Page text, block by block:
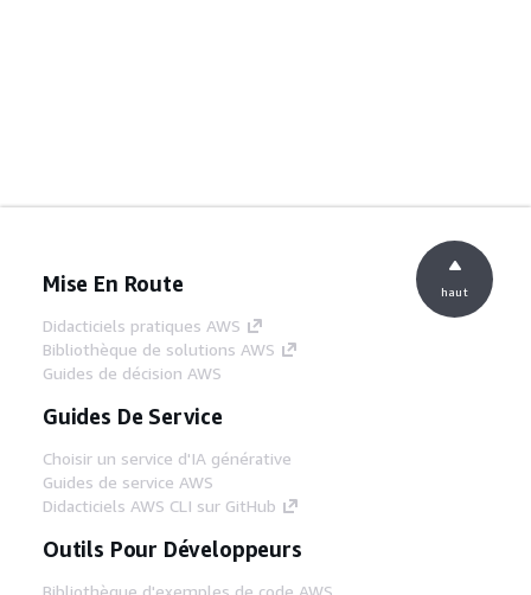
Mise En Route
Didacticiels pratiques AWS
Bibliothèque de solutions AWS
Guides de décision AWS
Guides De Service
Choisir un service d'IA générative
Guides de service AWS
Didacticiels AWS CLI sur GitHub
Outils Pour Développeurs
Bibliothèque d'exemples de code AWS
haut